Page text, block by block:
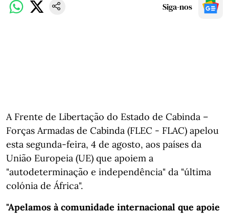
Siga-nos
A Frente de Libertação do Estado de Cabinda –
Forças Armadas de Cabinda (FLEC - FLAC) apelou
esta segunda-feira, 4 de agosto, aos países da
União Europeia (UE) que apoiem a
"autodeterminação e independência" da "última
colónia de África".
"Apelamos à comunidade internacional que apoie